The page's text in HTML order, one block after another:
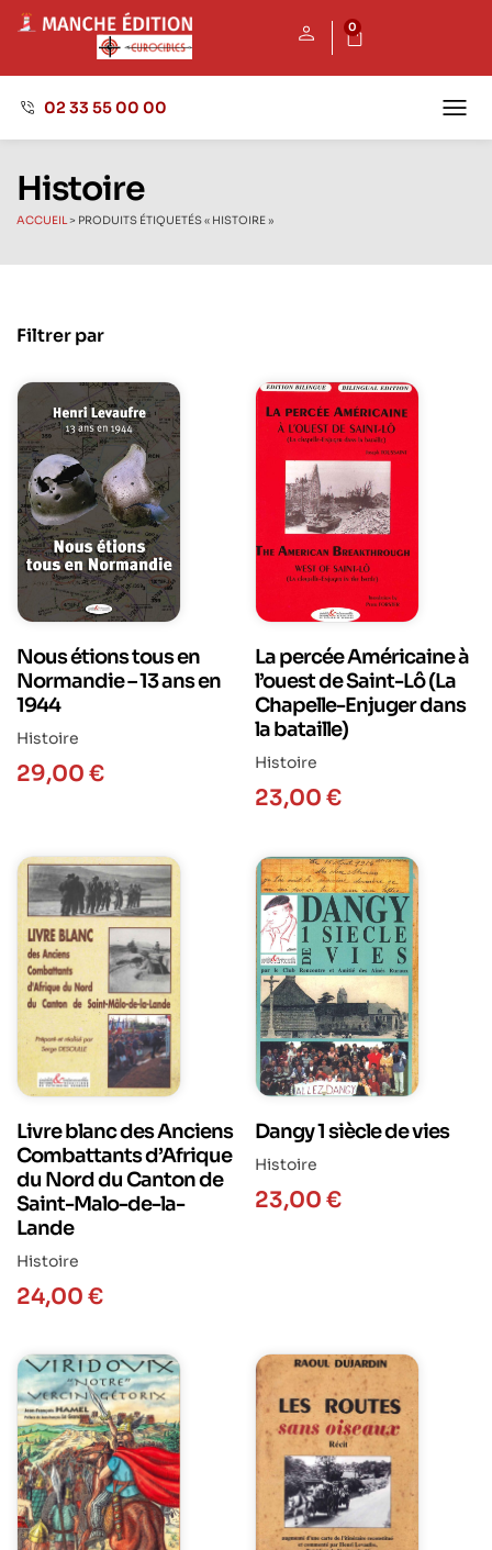
0
02 33 55 00 00
Histoire
ACCUEIL> PRODUITS ÉTIQUETÉS « HISTOIRE »
Filtrer par
Nous étions tous en
Normandie – 13 ans en
1944
Histoire
29,00 €
La percée Américaine à
l’ouest de Saint-Lô (La
Chapelle-Enjuger dans
la bataille)
Histoire
23,00 €
Livre blanc des Anciens
Combattants d’Afrique
du Nord du Canton de
Saint-Malo-de-la-
Lande
Histoire
24,00 €
Dangy 1 siècle de vies
Histoire
23,00 €